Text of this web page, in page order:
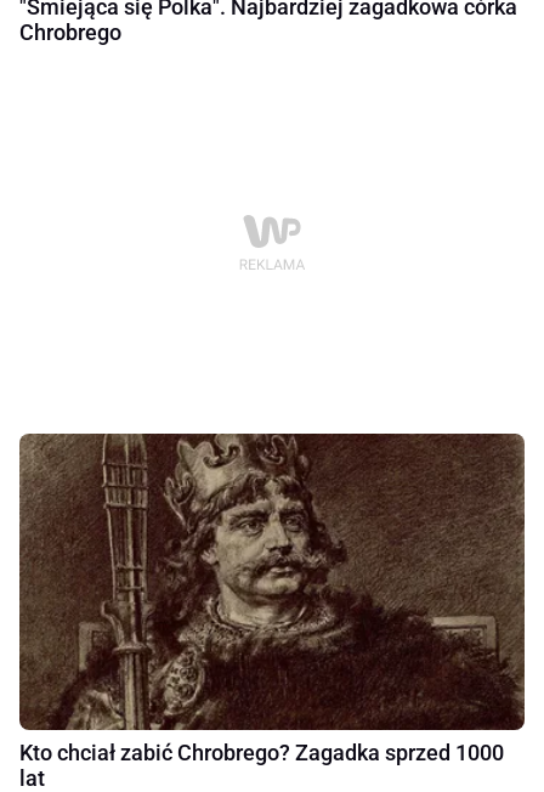
"Śmiejąca się Polka". Najbardziej zagadkowa córka
Chrobrego
Kto chciał zabić Chrobrego? Zagadka sprzed 1000
lat